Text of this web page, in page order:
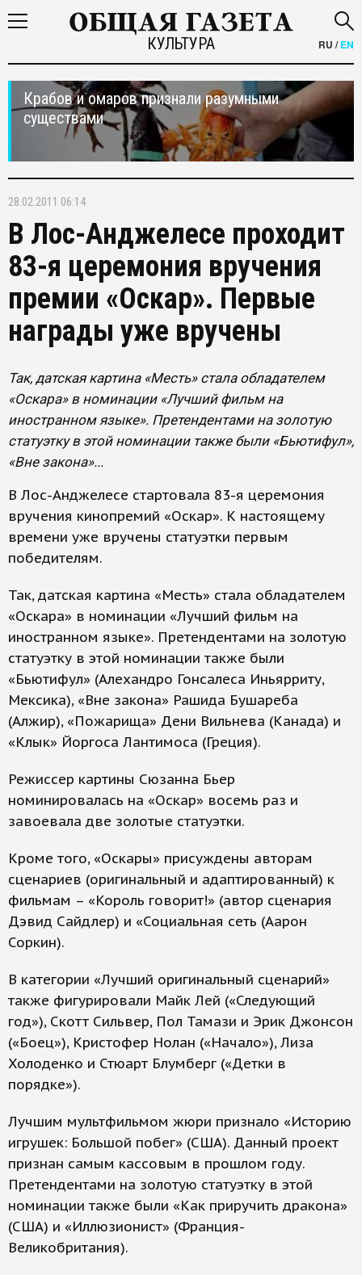
КУЛЬТУРА RU /EN
Крабов и омаров признали разумными
существами
28.02.2011 06:14
В Лос-Анджелесе проходит
83-я церемония вручения
премии «Оскар». Первые
награды уже вручены
Так, датская картина «Месть» стала обладателем
«Оскара» в номинации «Лучший фильм на
иностранном языке». Претендентами на золотую
статуэтку в этой номинации также были «Бьютифул»,
«Вне закона»...
В Лос-Анджелесе стартовала 83-я церемония
вручения кинопремий «Оскар». К настоящему
времени уже вручены статуэтки первым
победителям.
Так, датская картина «Месть» стала обладателем
«Оскара» в номинации «Лучший фильм на
иностранном языке». Претендентами на золотую
статуэтку в этой номинации также были
«Бьютифул» (Алехандро Гонсалеса Иньярриту,
Мексика), «Вне закона» Рашида Бушареба
(Алжир), «Пожарища» Дени Вильнева (Канада) и
«Клык» Йоргоса Лантимоса (Греция).
Режиссер картины Сюзанна Бьер
номинировалась на «Оскар» восемь раз и
завоевала две золотые статуэтки.
Кроме того, «Оскары» присуждены авторам
сценариев (оригинальный и адаптированный) к
фильмам – «Король говорит!» (автор сценария
Дэвид Сайдлер) и «Социальная сеть (Аарон
Соркин).
В категории «Лучший оригинальный сценарий»
также фигурировали Майк Лей («Следующий
год»), Скотт Сильвер, Пол Тамази и Эрик Джонсон
(«Боец»), Кристофер Нолан («Начало»), Лиза
Холоденко и Стюарт Блумберг («Детки в
порядке»).
Лучшим мультфильмом жюри признало «Историю
игрушек: Большой побег» (США). Данный проект
признан самым кассовым в прошлом году.
Претендентами на золотую статуэтку в этой
номинации также были «Как приручить дракона»
(США) и «Иллюзионист» (Франция-
Великобритания).